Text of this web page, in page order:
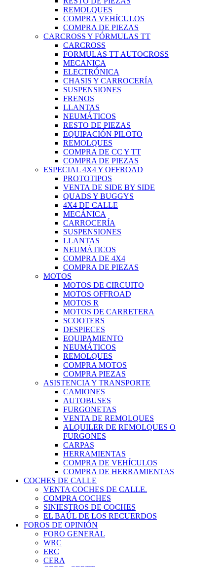
REMOLQUES
COMPRA VEHÍCULOS
COMPRA DE PIEZAS
CARCROSS Y FÓRMULAS TT
CARCROSS
FORMULAS TT AUTOCROSS
MECANICA
ELECTRÓNICA
CHASIS Y CARROCERÍA
SUSPENSIONES
FRENOS
LLANTAS
NEUMÁTICOS
RESTO DE PIEZAS
EQUIPACIÓN PILOTO
REMOLQUES
COMPRA DE CC Y TT
COMPRA DE PIEZAS
ESPECIAL 4X4 Y OFFROAD
PROTOTIPOS
VENTA DE SIDE BY SIDE
QUADS Y BUGGYS
4X4 DE CALLE
MECÁNICA
CARROCERÍA
SUSPENSIONES
LLANTAS
NEUMÁTICOS
COMPRA DE 4X4
COMPRA DE PIEZAS
MOTOS
MOTOS DE CIRCUITO
MOTOS OFFROAD
MOTOS R
MOTOS DE CARRETERA
SCOOTERS
DESPIECES
EQUIPAMIENTO
NEUMÁTICOS
REMOLQUES
COMPRA MOTOS
COMPRA PIEZAS
ASISTENCIA Y TRANSPORTE
CAMIONES
AUTOBUSES
FURGONETAS
VENTA DE REMOLQUES
ALQUILER DE REMOLQUES O
FURGONES
CARPAS
HERRAMIENTAS
COMPRA DE VEHÍCULOS
COMPRA DE HERRAMIENTAS
COCHES DE CALLE
VENTA COCHES DE CALLE.
COMPRA COCHES
SINIESTROS DE COCHES
EL BAÚL DE LOS RECUERDOS
FOROS DE OPINIÓN
FORO GENERAL
WRC
ERC
CERA